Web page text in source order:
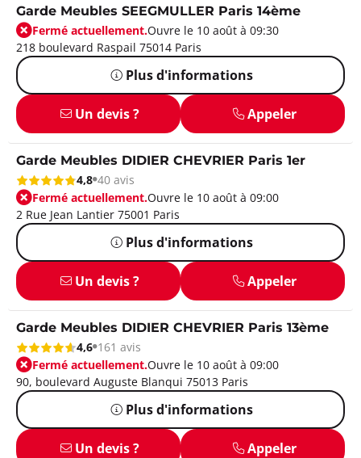
Garde Meubles SEEGMULLER Paris 14ème
Fermé actuellement.Ouvre le 10 août à 09:30
218 boulevard Raspail 75014 Paris
Plus d'informations
Un devis ? Appeler
Garde Meubles DIDIER CHEVRIER Paris 1er
4,8 40 avis
Fermé actuellement.Ouvre le 10 août à 09:00
2 Rue Jean Lantier 75001 Paris
Plus d'informations
Un devis ? Appeler
Garde Meubles DIDIER CHEVRIER Paris 13ème
4,6 161 avis
Fermé actuellement.Ouvre le 10 août à 09:00
90, boulevard Auguste Blanqui 75013 Paris
Plus d'informations
Un devis ? Appeler